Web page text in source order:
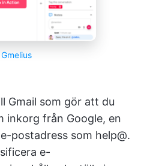
Gmelius
Gmail som gör att du
inkorg från Google, en
postadress som help@.
e-